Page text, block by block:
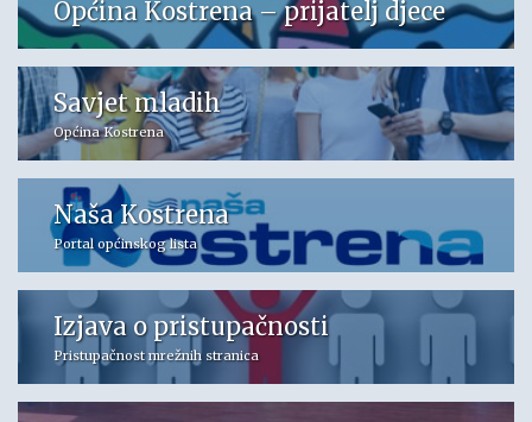
Općina Kostrena – prijatelj djece
Savjet mladih
Općina Kostrena
Naša Kostrena
Portal općinskog lista
Izjava o pristupačnosti
Pristupačnost mrežnih stranica